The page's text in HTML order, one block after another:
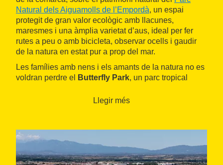
Natural dels Aiguamolls de l’Empordà, un espai
protegit de gran valor ecològic amb llacunes,
maresmes i una àmplia varietat d’aus, ideal per fer
rutes a peu o amb bicicleta, observar ocells i gaudir
de la natura en estat pur a prop del mar.
Les famílies amb nens i els amants de la natura no es
voldran perdre el
Butterfly Park, un parc tropical
volant en llibertat, així com altres animals exòtics com
família
d'Empuriabrava, salts en paracaigues, el tunel de
vent, kàrting, tenis, lloguer de bicicletes,bowling,
Llegir més